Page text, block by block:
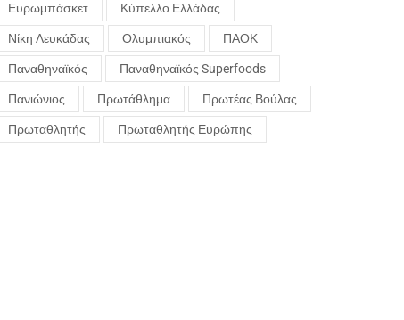
Ευρωμπάσκετ Κύπελλο Ελλάδας
Νίκη Λευκάδας Ολυμπιακός ΠΑΟΚ
Παναθηναϊκός Παναθηναϊκός Superfoods
Πανιώνιος Πρωτάθλημα Πρωτέας Βούλας
Πρωταθλητής Πρωταθλητής Ευρώπης